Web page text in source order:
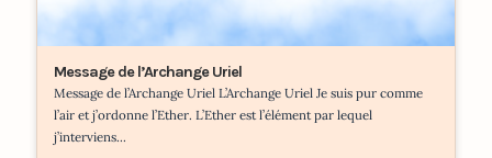
Message de l’Archange Uriel
Message de l’Archange Uriel L’Archange Uriel Je suis pur comme
l’air et j’ordonne l’Ether. L’Ether est l’élément par lequel
j’interviens...